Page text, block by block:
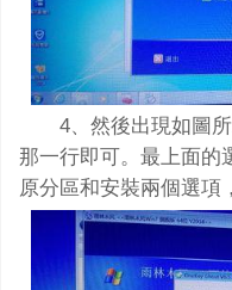
4、然後出現如圖
那一行即可。最上面的
原分區和安裝兩個選項